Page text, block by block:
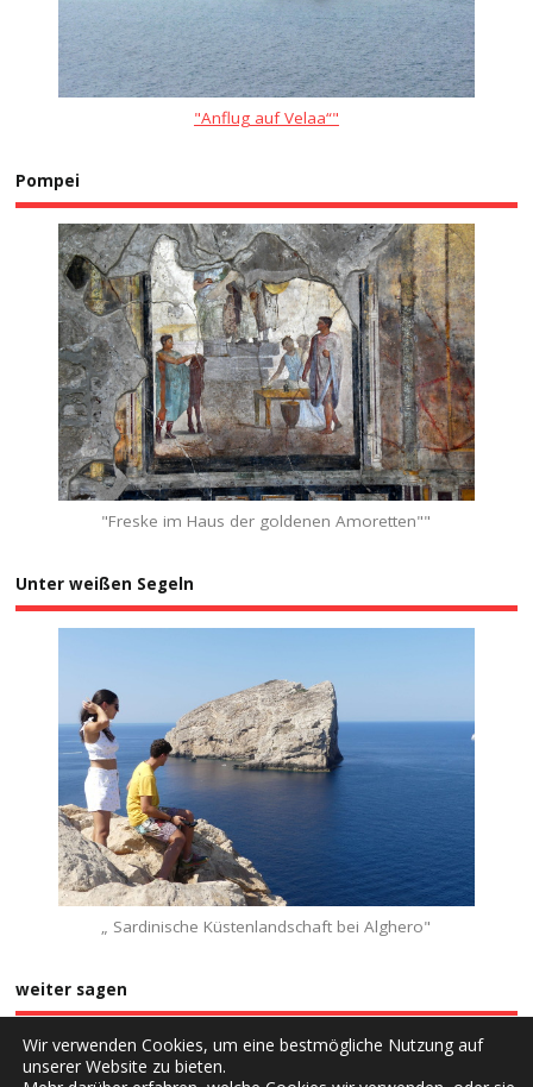
"Anflug auf Velaa“"
Pompei
"Freske im Haus der goldenen Amoretten""
Unter weißen Segeln
„ Sardinische Küstenlandschaft bei Alghero"
weiter sagen
Wir verwenden Cookies, um eine bestmögliche Nutzung auf
unserer Website zu bieten.